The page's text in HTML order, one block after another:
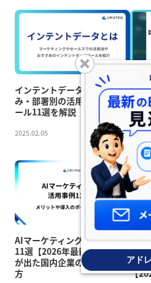
インテントデータとは？仕組
み・部署別の活用法・主要ツ
ール11選を解説【2026年版】
2025.02.05
イン
イン
いと
【
AIマーケティングの活用事例
11選【2026年最新版】｜成果
が出た国内企業の施策と始め
方
ICP
ール
に近
【
アド